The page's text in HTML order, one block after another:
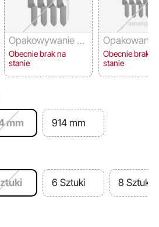
Opakowywanie ze
wnętrzne pełne
Obecnie brak na
stanie
Opakowanie
ętrzne pełne
Obecnie brak
stanie
mm 914 mm
6 Sztuki 8 Sztuki